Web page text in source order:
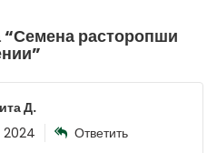
Семена расторопши
”
Д.
Ответить